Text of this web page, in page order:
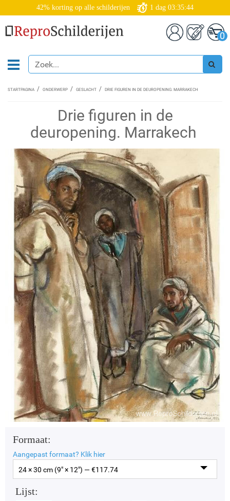
42% korting op alle schilderijen 1 dag 03:35:44
0
STARTPAGINA ONDERWERP GESLACHT DRIE FIGUREN IN DE DEUROPENING. MARRAKECH
Drie figuren in de
deuropening. Marrakech
Formaat:
Aangepast formaat? Klik hier
24 × 30 cm (9" × 12") — €117.74
Lijst: